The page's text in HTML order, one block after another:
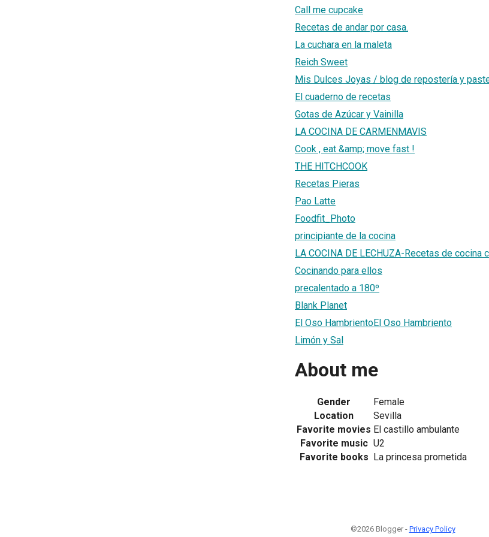
Call me cupcake
Recetas de andar por casa.
La cuchara en la maleta
Reich Sweet
Mis Dulces Joyas / blog de repostería y
El cuaderno de recetas
Gotas de Azúcar y Vainilla
LA COCINA DE CARMENMAVIS
Cook , eat &amp; move fast !
THE HITCHCOOK
Recetas Pieras
Pao Latte
Foodfit_Photo
principiante de la cocina
LA COCINA DE LECHUZA-Recetas de
Cocinando para ellos
precalentado a 180º
Blank Planet
El Oso HambrientoEl Oso Hambriento
Limón y Sal
About me
Gender
Female
Location
Sevilla
Favorite movies El castillo ambulante
Favorite music U2
Favorite books La princesa prometida
©2026 Blogger - Privacy Policy